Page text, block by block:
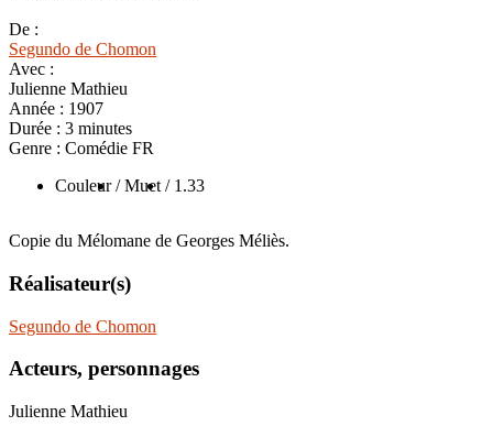
De :
Segundo de Chomon
Avec :
Julienne Mathieu
Année : 1907
Durée : 3 minutes
Genre : Comédie FR
Couleur / Muet / 1.33
Copie du Mélomane de Georges Méliès.
Réalisateur(s)
Segundo de Chomon
Acteurs, personnages
Julienne Mathieu